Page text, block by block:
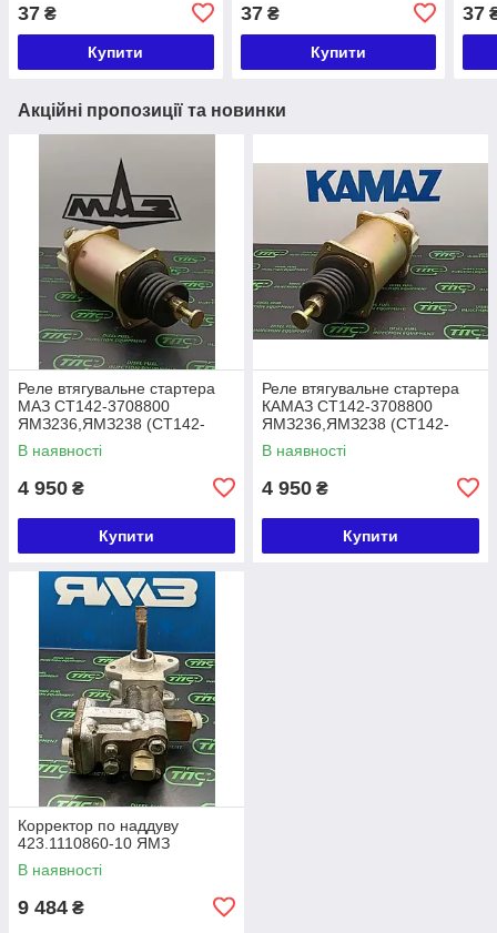
37 ₴
Купити
37₴
Купити
37
Акційні пропозиції та новинки
Реле втягувальне стартера
МАЗ СТ142-3708800
ЯМЗ236,ЯМЗ238 (СТ142-
3708800 КАМАЗ)
В наявності
4 950 ₴
Купити
Реле втягувальне стартера
КАМАЗ СТ142-3708800
ЯМЗ236,ЯМЗ238 (СТ142-
3708800 МАЗ)
В наявності
4 950 ₴
Купити
Корректор по наддуву
423.1110860-10 ЯМЗ
В наявності
9 484 ₴